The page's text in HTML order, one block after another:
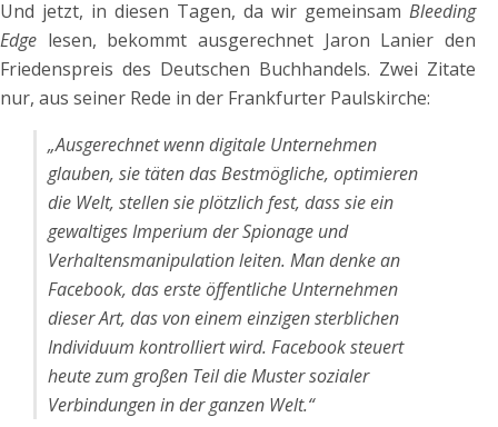
Und jetzt, in diesen Tagen, da wir gemeinsam Bleeding
Edge lesen, bekommt ausgerechnet Jaron Lanier den
Friedenspreis des Deutschen Buchhandels. Zwei Zitate
nur, aus seiner Rede in der Frankfurter Paulskirche:
„Ausgerechnet wenn digitale Unternehmen
glauben, sie täten das Bestmögliche, optimieren
die Welt, stellen sie plötzlich fest, dass sie ein
gewaltiges Imperium der Spionage und
Verhaltensmanipulation leiten. Man denke an
Facebook, das erste öffentliche Unternehmen
dieser Art, das von einem einzigen sterblichen
Individuum kontrolliert wird. Facebook steuert
heute zum großen Teil die Muster sozialer
Verbindungen in der ganzen Welt.“